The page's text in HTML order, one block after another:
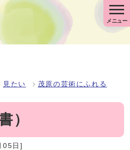
メニュー
見たい 茂原の芸術にふれる
）
05日]